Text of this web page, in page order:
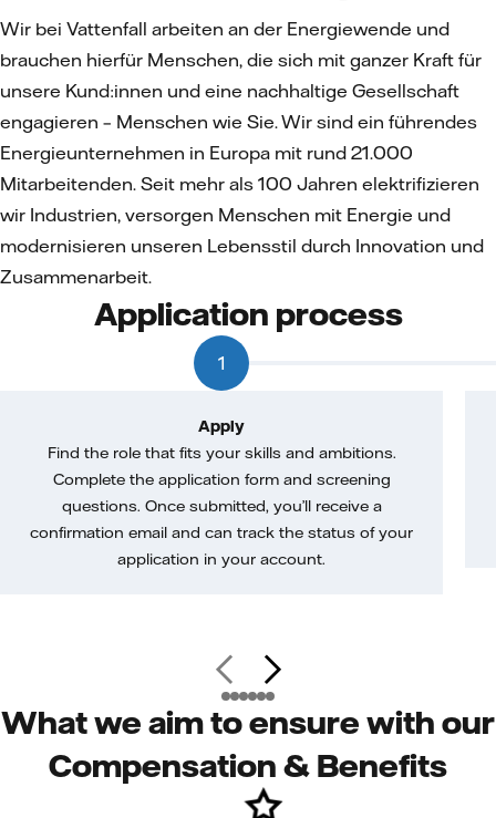
Wir bei Vattenfall arbeiten an der Energiewende und
brauchen hierfür Menschen, die sich mit ganzer Kraft für
unsere Kund:innen und eine nachhaltige Gesellschaft
engagieren – Menschen wie Sie. Wir sind ein führendes
Energieunternehmen in Europa mit rund 21.000
Mitarbeitenden. Seit mehr als 100 Jahren elektrifizieren
wir Industrien, versorgen Menschen mit Energie und
modernisieren unseren Lebensstil durch Innovation und
Zusammenarbeit.
Application process
1
Apply
Find the role that fits your skills and ambitions.
Complete the application form and screening
questions. Once submitted, you’ll receive a
confirmation email and can track the status of your
application in your account.
What we aim to ensure with our
Compensation & Benefits